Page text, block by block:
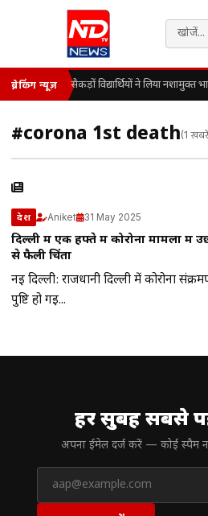
ब्रेकिंग न्यूज़ सैकड़ों विद्यार्थियों ने लिया
#corona 1st death(1
देश Aniket 31 May 2025
दिल्ली में एक हफ्ते में कोरोना मामलों में
से फैली चिंता
नई दिल्ली: राजधानी दिल्ली में कोरोना
पुष्टि हो गई...
हर सुबह सबसे
अपना ईमेल दर्ज करें — कोई स्पैम